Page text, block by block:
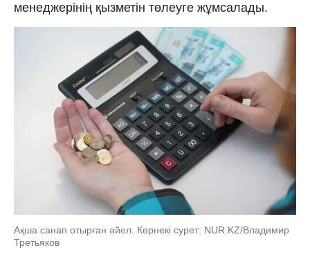
менеджерінің қызметін төлеуге жұмсалады.
Ақша санап отырған әйел. Көрнекі сурет: NUR.KZ/Владимир
Третьяков